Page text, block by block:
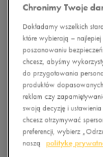
Nie wybrano filtrów
Brak
Chronimy Twoje
Dokładamy wszelkich
które wybierają –
poszanowaniu
chcesz, abyśmy
do przygotowania
produktów
reklam czy
swoją decyzję i
chcesz otrzymywać
preferencji, wybierz
naszą
politykę